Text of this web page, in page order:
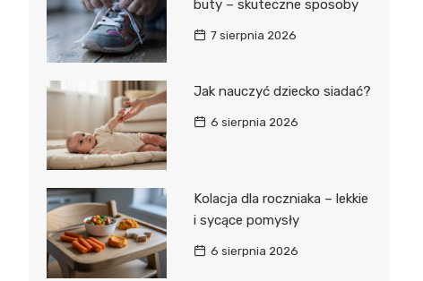
buty – skuteczne sposoby
7 sierpnia 2026
Jak nauczyć dziecko siadać?
6 sierpnia 2026
Kolacja dla roczniaka – lekkie
i sycące pomysły
6 sierpnia 2026